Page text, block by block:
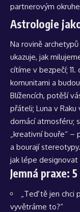
partnerovým
Astrologie
Na rovině
ukazuje, jak
cítíme v bezpečí;
komunitami a
Blížencích, potěší
přáteli; Luna v
domácí atmosféru;
„kreativní bouře“ –
a bourají
jak lépe designovat
Jemná praxe:
„Teď tě jen chci
vyvětráme to?“